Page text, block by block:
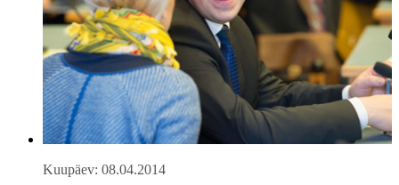
Kuupäev: 08.04.2014